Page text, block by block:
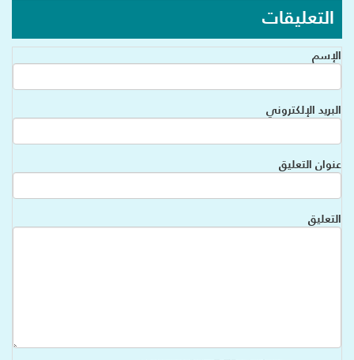
التعليقات
الإسم
البريد الإلكتروني
عنوان التعليق
التعليق